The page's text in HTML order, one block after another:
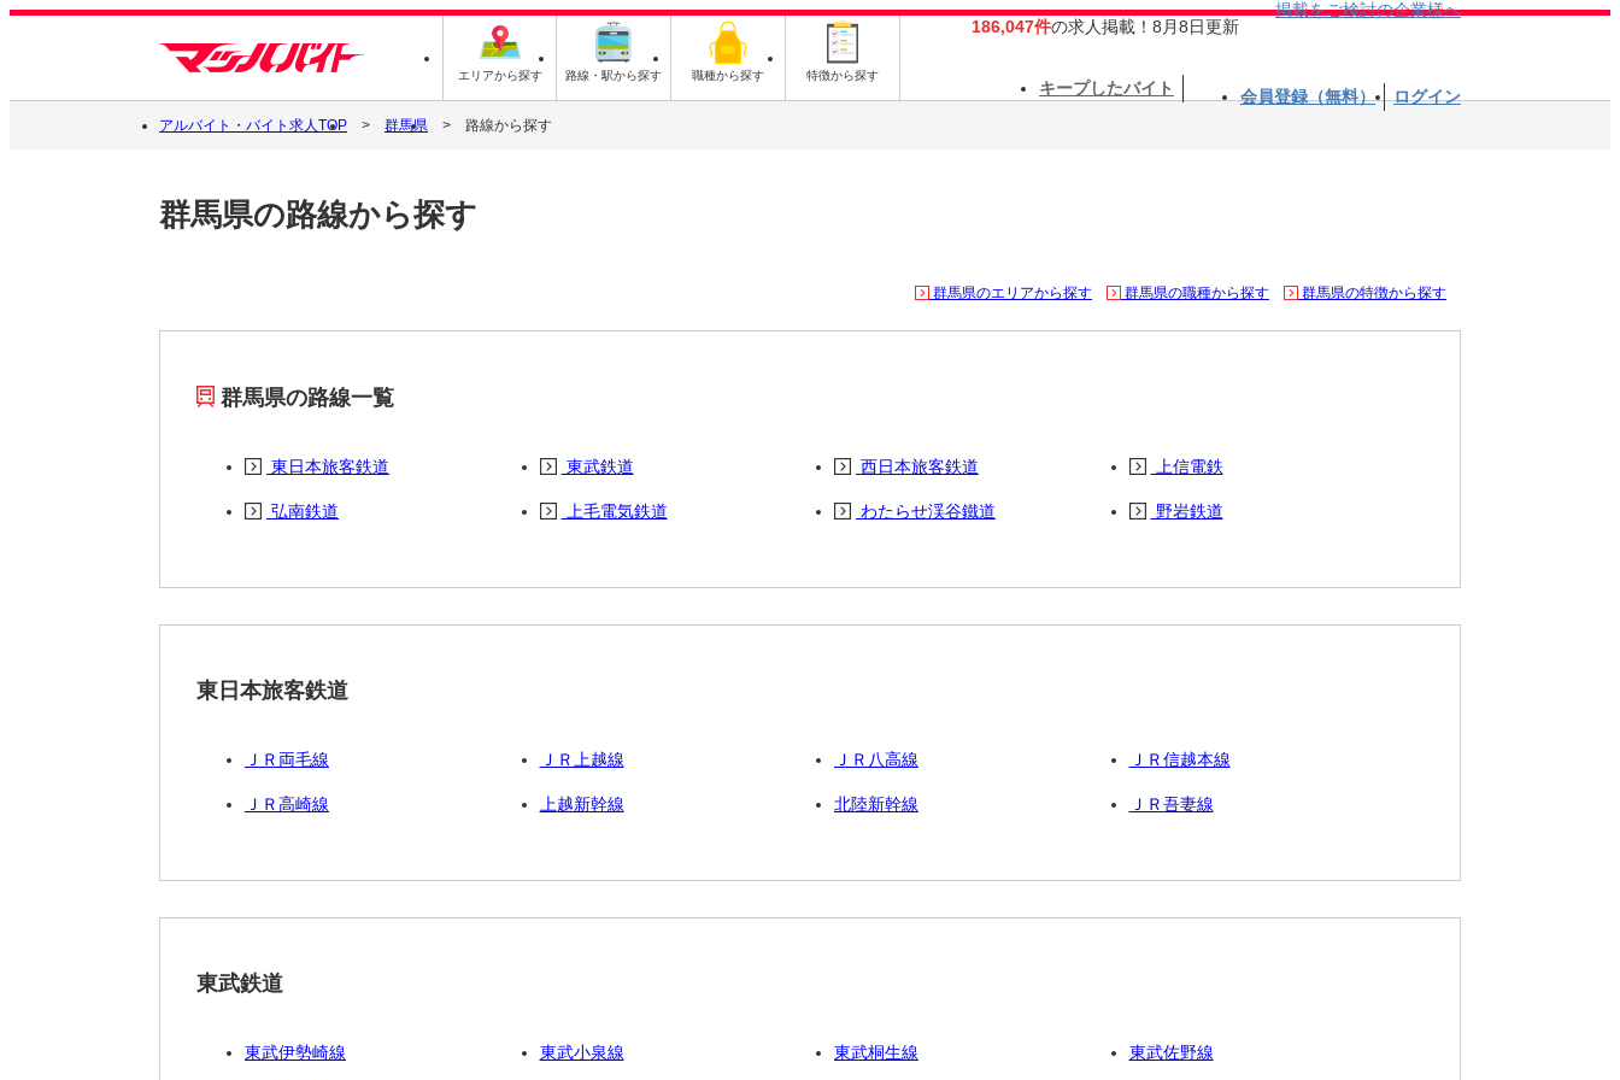
エリアから探す 路線・駅から探す 職種から探す 特徴から探す
186,047件の求人掲載！8月8日更新
掲載をご検討の企業様へ
キープしたバイト 会員登録（無料） ログイン
アルバイト・バイト求人TOP 群馬県 路線から探す
群馬県の路線から探す
群馬県のエリアから探す 群馬県の職種から探す 群馬県の特徴から探す
群馬県の路線一覧
東日本旅客鉄道 東武鉄道 西日本旅客鉄道 上信電鉄
弘南鉄道 上毛電気鉄道 わたらせ渓谷鐵道 野岩鉄道
東日本旅客鉄道
ＪＲ両毛線 ＪＲ上越線 ＪＲ八高線 ＪＲ信越本線
ＪＲ高崎線 上越新幹線 北陸新幹線 ＪＲ吾妻線
東武鉄道
東武伊勢崎線 東武小泉線 東武桐生線 東武佐野線